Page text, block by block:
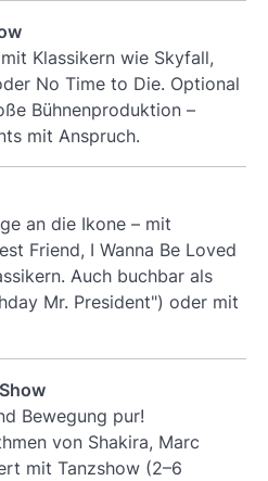
Klassikern wie Skyfall,
No Time to Die. Optional
Bühnenproduktion –
mit Anspruch.
an die Ikone – mit
Friend, I Wanna Be Loved
Auch buchbar als
Mr. President") oder mit
Bewegung pur!
von Shakira, Marc
mit Tanzshow (2–6